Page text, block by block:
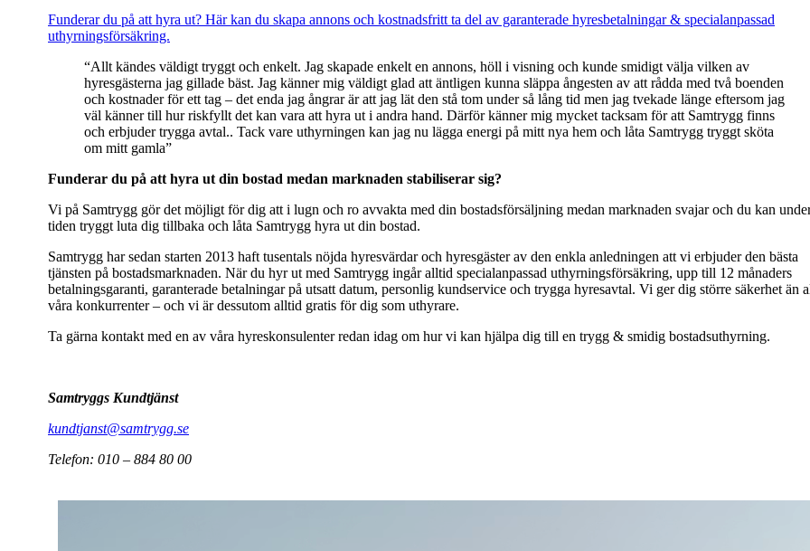
Funderar du på att hyra ut? Här kan du skapa annons och kostnadsfritt ta del av garanterade hyresbetalningar & specialanpassad
uthyrningsförsäkring.
“Allt kändes väldigt tryggt och enkelt. Jag skapade enkelt en annons, höll i visning och kunde smidigt välja vilken av
hyresgästerna jag gillade bäst. Jag känner mig väldigt glad att äntligen kunna släppa ångesten av att rådda med två boenden
och kostnader för ett tag – det enda jag ångrar är att jag lät den stå tom under så lång tid men jag tvekade länge eftersom jag
väl känner till hur riskfyllt det kan vara att hyra ut i andra hand. Därför känner mig mycket tacksam för att Samtrygg finns
och erbjuder trygga avtal.. Tack vare uthyrningen kan jag nu lägga energi på mitt nya hem och låta Samtrygg tryggt sköta
om mitt gamla”
Funderar du på att hyra ut din bostad medan marknaden stabiliserar sig?
Vi på Samtrygg gör det möjligt för dig att i lugn och ro avvakta med din bostadsförsäljning medan marknaden svajar och du kan
tiden tryggt luta dig tillbaka och låta Samtrygg hyra ut din bostad.
Samtrygg har sedan starten 2013 haft tusentals nöjda hyresvärdar och hyresgäster av den enkla anledningen att vi erbjuder den bästa
tjänsten på bostadsmarknaden. När du hyr ut med Samtrygg ingår alltid specialanpassad uthyrningsförsäkring, upp till 12 månaders
betalningsgaranti, garanterade betalningar på utsatt datum, personlig kundservice och trygga hyresavtal. Vi ger dig större säkerhet än
våra konkurrenter – och vi är dessutom alltid gratis för dig som uthyrare.
Ta gärna kontakt med en av våra hyreskonsulenter redan idag om hur vi kan hjälpa dig till en trygg & smidig bostadsuthyrning.
Samtryggs Kundtjänst
kundtjanst@samtrygg.se
Telefon: 010 – 884 80 00